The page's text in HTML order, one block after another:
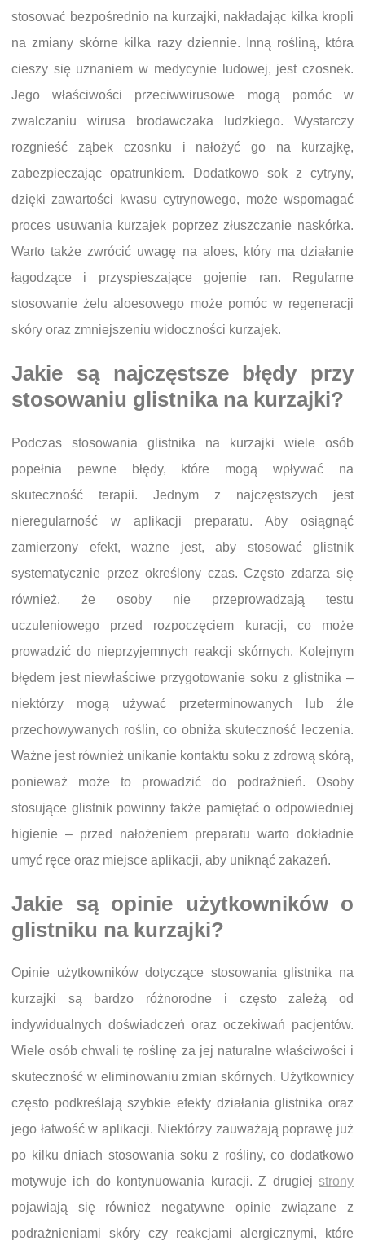
stosować bezpośrednio na kurzajki, nakładając kilka kropli
na zmiany skórne kilka razy dziennie. Inną rośliną, która
cieszy się uznaniem w medycynie ludowej, jest czosnek.
Jego właściwości przeciwwirusowe mogą pomóc w
zwalczaniu wirusa brodawczaka ludzkiego. Wystarczy
rozgnieść ząbek czosnku i nałożyć go na kurzajkę,
zabezpieczając opatrunkiem. Dodatkowo sok z cytryny,
dzięki zawartości kwasu cytrynowego, może wspomagać
proces usuwania kurzajek poprzez złuszczanie naskórka.
Warto także zwrócić uwagę na aloes, który ma działanie
łagodzące i przyspieszające gojenie ran. Regularne
stosowanie żelu aloesowego może pomóc w regeneracji
skóry oraz zmniejszeniu widoczności kurzajek.
Jakie są najczęstsze błędy przy
stosowaniu glistnika na kurzajki?
Podczas stosowania glistnika na kurzajki wiele osób
popełnia pewne błędy, które mogą wpływać na
skuteczność terapii. Jednym z najczęstszych jest
nieregularność w aplikacji preparatu. Aby osiągnąć
zamierzony efekt, ważne jest, aby stosować glistnik
systematycznie przez określony czas. Często zdarza się
również, że osoby nie przeprowadzają testu
uczuleniowego przed rozpoczęciem kuracji, co może
prowadzić do nieprzyjemnych reakcji skórnych. Kolejnym
błędem jest niewłaściwe przygotowanie soku z glistnika –
niektórzy mogą używać przeterminowanych lub źle
przechowywanych roślin, co obniża skuteczność leczenia.
Ważne jest również unikanie kontaktu soku z zdrową skórą,
ponieważ może to prowadzić do podrażnień. Osoby
stosujące glistnik powinny także pamiętać o odpowiedniej
higienie – przed nałożeniem preparatu warto dokładnie
umyć ręce oraz miejsce aplikacji, aby uniknąć zakażeń.
Jakie są opinie użytkowników o
glistniku na kurzajki?
Opinie użytkowników dotyczące stosowania glistnika na
kurzajki są bardzo różnorodne i często zależą od
indywidualnych doświadczeń oraz oczekiwań pacjentów.
Wiele osób chwali tę roślinę za jej naturalne właściwości i
skuteczność w eliminowaniu zmian skórnych. Użytkownicy
często podkreślają szybkie efekty działania glistnika oraz
jego łatwość w aplikacji. Niektórzy zauważają poprawę już
po kilku dniach stosowania soku z rośliny, co dodatkowo
motywuje ich do kontynuowania kuracji. Z drugiej strony
pojawiają się również negatywne opinie związane z
podrażnieniami skóry czy reakcjami alergicznymi, które